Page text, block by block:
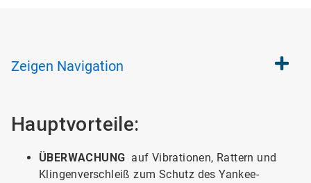
Zeigen Navigation
Hauptvorteile:
ÜBERWACHUNG auf Vibrationen, Rattern und
Klingenverschleiß zum Schutz des Yankee-